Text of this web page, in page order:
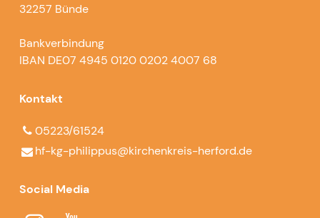
32257 Bünde
Bankverbindung
IBAN DE07 4945 0120 0202 4007 68
Kontakt
05223/61524
hf-kg-philippus@​kirchenkreis-herford.​de
Social Media